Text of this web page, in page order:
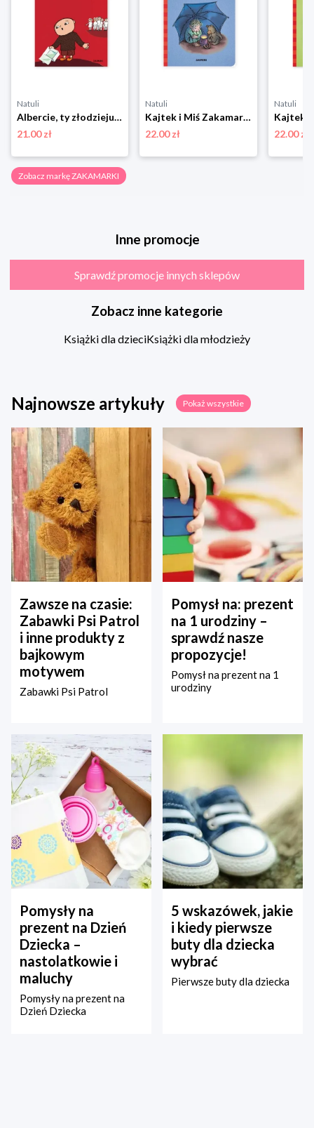
Natuli
Albercie, ty złodzieju! Zakamarki
21.00 zł
Natuli
Kajtek i Miś Zakamarki
22.00 zł
Natuli
22.00 zł
Zobacz markę ZAKAMARKI
Inne promocje
Sprawdź promocje innych sklepów
Zobacz inne kategorie
Książki dla dzieciKsiążki dla młodzieży
Najnowsze artykuły Pokaż wszystkie
Zawsze na czasie:
Zabawki Psi Patrol
i inne produkty z
bajkowym
motywem
Zabawki Psi Patrol
Pomysł na: prezent
na 1 urodziny –
sprawdź nasze
propozycje!
Pomysł na prezent na 1
urodziny
Pomysły na
prezent na Dzień
Dziecka –
nastolatkowie i
maluchy
Pomysły na prezent na
Dzień Dziecka
5 wskazówek, jakie
i kiedy pierwsze
buty dla dziecka
wybrać
Pierwsze buty dla dziecka